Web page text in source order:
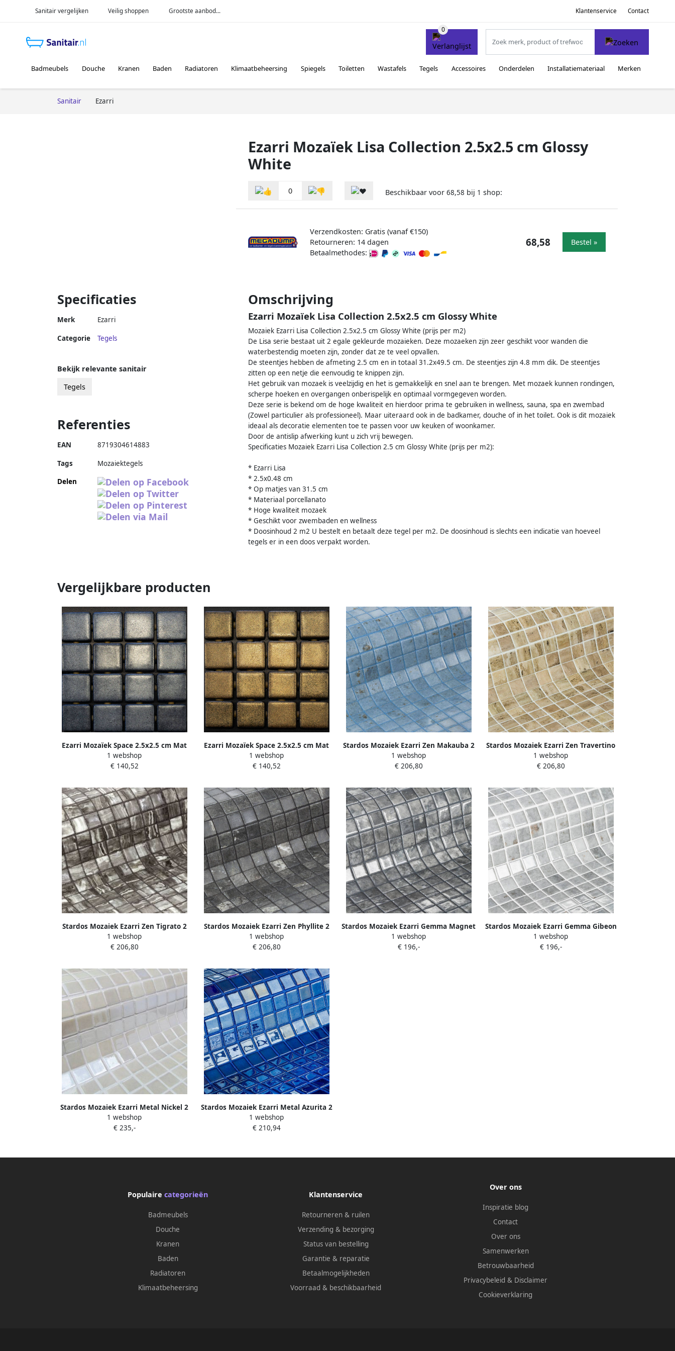
Sanitair vergelijken Veilig shoppen Grootste aanbod... Klantenservice Contact
Badmeubels Douche Kranen Baden Radiatoren Klimaatbeheersing Spiegels Toiletten Wastafels Tegels Accessoires Onderdelen Installatiemateriaal Merken
Sanitair Ezarri
Ezarri Mozaïek Lisa Collection 2.5x2.5 cm Glossy
White
0 Beschikbaar voor 68,58 bij 1 shop:
Verzendkosten: Gratis (vanaf €150)
Retourneren: 14 dagen
Betaalmethodes:
68,58 Bestel »
Specificaties
Merk Ezarri
Categorie Tegels
Omschrijving
Ezarri Mozaïek Lisa Collection 2.5x2.5 cm Glossy White
Mozaiek Ezarri Lisa Collection 2.5x2.5 cm Glossy White (prijs per m2)
De Lisa serie bestaat uit 2 egale gekleurde mozaieken. Deze mozaeken zijn zeer geschikt voor wanden die
waterbestendig moeten zijn, zonder dat ze te veel opvallen.
De steentjes hebben de afmeting 2.5 cm en in totaal 31.2x49.5 cm. De steentjes zijn 4.8 mm dik. De steentjes
zitten op een netje die eenvoudig te knippen zijn.
Het gebruik van mozaek is veelzijdig en het is gemakkelijk en snel aan te brengen. Met mozaek kunnen rondingen,
scherpe hoeken en overgangen onberispelijk en optimaal vormgegeven worden.
Deze serie is bekend om de hoge kwaliteit en hierdoor prima te gebruiken in wellness, sauna, spa en zwembad
(Zowel particulier als professioneel). Maar uiteraard ook in de badkamer, douche of in het toilet. Ook is dit mozaiek
ideaal als decoratie elementen toe te passen voor uw keuken of woonkamer.
Door de antislip afwerking kunt u zich vrij bewegen.
Specificaties Mozaiek Ezarri Lisa Collection 2.5 cm Glossy White (prijs per m2):
* Ezarri Lisa
* 2.5x0.48 cm
* Op matjes van 31.5 cm
* Materiaal porcellanato
* Hoge kwaliteit mozaek
* Geschikt voor zwembaden en wellness
* Doosinhoud 2 m2 U bestelt en betaalt deze tegel per m2. De doosinhoud is slechts een indicatie van hoeveel
tegels er in een doos verpakt worden.
Bekijk relevante sanitair
Tegels
Referenties
EAN 8719304614883
Tags
Mozaiektegels
Delen
Vergelijkbare producten
Ezarri Mozaïek Space 2.5x2.5 cm Mat
Capricorn
1 webshop
€ 140,52
Ezarri Mozaïek Space 2.5x2.5 cm Mat
Scorpio
1 webshop
€ 140,52
Stardos Mozaiek Ezarri Zen Makauba 2
5x2 5 cm
1 webshop
€ 206,80
Stardos Mozaiek Ezarri Zen Travertino
2 5x2 5 cm
1 webshop
€ 206,80
Stardos Mozaiek Ezarri Zen Tigrato 2
5x2 5 cm
1 webshop
€ 206,80
Stardos Mozaiek Ezarri Zen Phyllite 2
5x2 5 cm
1 webshop
€ 206,80
Stardos Mozaiek Ezarri Gemma Magnet
2 5x2 5 cm
1 webshop
€ 196,-
Stardos Mozaiek Ezarri Gemma Gibeon
2 5x2 5 cm
1 webshop
€ 196,-
Stardos Mozaiek Ezarri Metal Nickel 2
5x2 5 cm
1 webshop
€ 235,-
Stardos Mozaiek Ezarri Metal Azurita 2
5x2 5 cm
1 webshop
€ 210,94
Populaire categorieën
Badmeubels
Douche
Kranen
Baden
Radiatoren
Klimaatbeheersing
Klantenservice
Retourneren & ruilen
Verzending & bezorging
Status van bestelling
Garantie & reparatie
Betaalmogelijkheden
Voorraad & beschikbaarheid
Over ons
Inspiratie blog
Contact
Over ons
Samenwerken
Betrouwbaarheid
Privacybeleid & Disclaimer
Cookieverklaring